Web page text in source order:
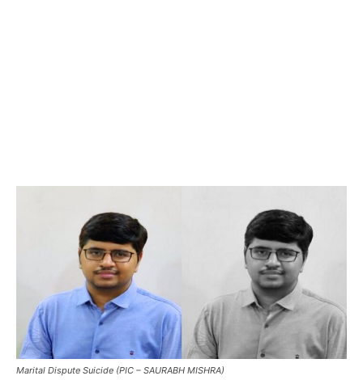
Marital Dispute Suicide (PIC – SAURABH MISHRA)